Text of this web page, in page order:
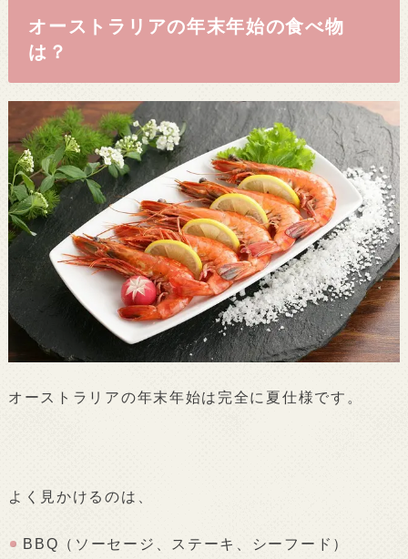
オーストラリアの年末年始の食べ物
は？
オーストラリアの年末年始は完全に夏仕様です。
よく見かけるのは、
BBQ（ソーセージ、ステーキ、シーフード）